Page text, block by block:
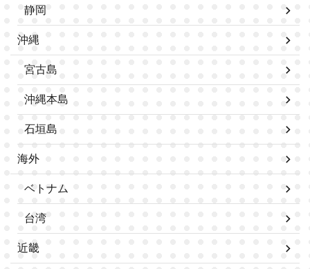
静岡
沖縄
宮古島
沖縄本島
石垣島
海外
ベトナム
台湾
近畿